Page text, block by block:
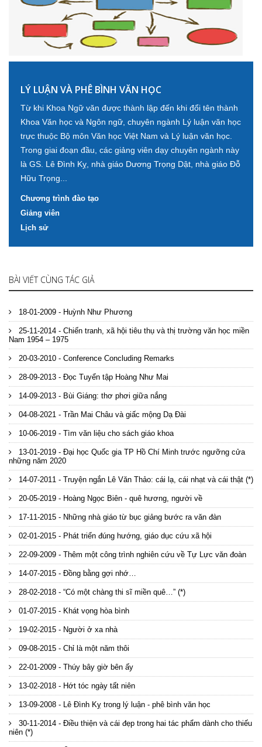
LÝ LUẬN VÀ PHÊ BÌNH VĂN HỌC
Từ khi Khoa Ngữ văn được thành lập đến khi đổi tên thành
Khoa Văn học và Ngôn ngữ, chuyên ngành Lý luận văn học
trực thuộc Bộ môn Văn học Việt Nam và Lý luận văn học.
Trong giai đoạn đầu, các giảng viên dạy chuyên ngành này
là GS. Lê Đình Kỵ, nhà giáo Dương Trọng Dật, nhà giáo Đỗ
Hữu Trọng...
Chương trình đào tạo
Giảng viên
Lịch sử
BÀI VIẾT CÙNG TÁC GIẢ
18-01-2009 - Huỳnh Như Phương
25-11-2014 - Chiến tranh, xã hội tiêu thụ và thị trường văn học miền
Nam 1954 – 1975
20-03-2010 - Conference Concluding Remarks
28-09-2013 - Đọc Tuyển tập Hoàng Như Mai
14-09-2013 - Bùi Giáng: thơ phơi giữa nắng
04-08-2021 - Trần Mai Châu và giấc mộng Dạ Đài
10-06-2019 - Tìm văn liệu cho sách giáo khoa
13-01-2019 - Đại học Quốc gia TP Hồ Chí Minh trước ngưỡng cửa
những năm 2020
14-07-2011 - Truyện ngắn Lê Văn Thảo: cái lạ, cái nhạt và cái thật (*)
20-05-2019 - Hoàng Ngọc Biên - quê hương, người về
17-11-2015 - Những nhà giáo từ bục giảng bước ra văn đàn
02-01-2015 - Phát triển đúng hướng, giáo dục cứu xã hội
22-09-2009 - Thêm một công trình nghiên cứu về Tự Lực văn đoàn
14-07-2015 - Đồng bằng gợi nhớ…
28-02-2018 - “Có một chàng thi sĩ miền quê…” (*)
01-07-2015 - Khát vọng hòa bình
19-02-2015 - Người ở xa nhà
09-08-2015 - Chỉ là một năm thôi
22-01-2009 - Thúy bây giờ bên ấy
13-02-2018 - Hớt tóc ngày tất niên
13-09-2008 - Lê Đình Kỵ trong lý luận - phê bình văn học
30-11-2014 - Điều thiện và cái đẹp trong hai tác phẩm dành cho thiếu
niên (*)